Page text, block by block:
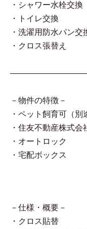
・シャワー水栓交換
・トイレ交換
・洗濯用防水パン交
・クロス張
－物件の特徴－
・ペット飼育可（別
・住友不動産株式会
・オートロック
・宅配ボックス
－仕様・概要－
・クロス貼替